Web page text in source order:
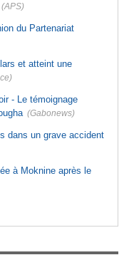
(APS)
du Partenariat
et atteint une
- Le témoignage
(Gabonews)
dans un grave accident
à Moknine après le